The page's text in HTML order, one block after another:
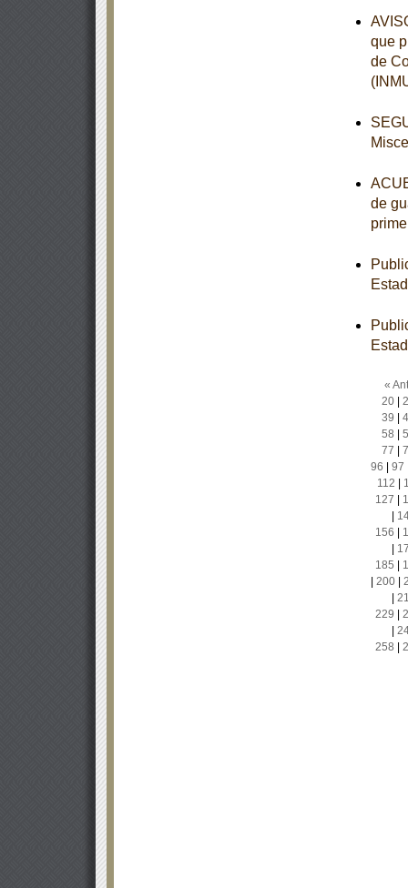
que
de
de
«
20|
39
58
77
96
97
112
127
156
185
200|
229
258